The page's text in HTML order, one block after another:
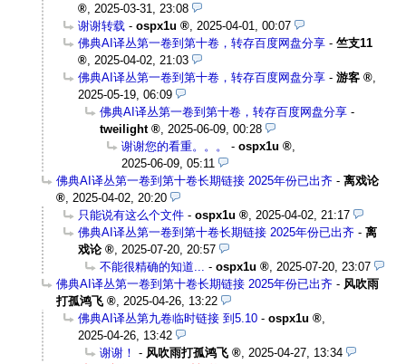
2025-03-31, 23:08
谢谢转载 - ospx1u
2025-04-01, 00:07
佛典AI译丛第一卷到第十卷，转存百度网盘分享 - 竺支11
2025-04-02, 21:03
佛典AI译丛第一卷到第十卷，转存百度网盘分享 - 游客
2025-05-19, 06:09
佛典AI译丛第一卷到第十卷，转存百度网盘分享 -
tweilight
2025-06-09, 00:28
谢谢您的看重。。。
- ospx1u
2025-06-09, 05:11
佛典AI译丛第一卷到第十卷长期链接 2025年份已出齐 - 离戏论
2025-04-02, 20:20
只能说有这么个文件 - ospx1u
2025-04-02, 21:17
佛典AI译丛第一卷到第十卷长期链接 2025年份已出齐 - 离
戏论
2025-07-20, 20:57
不能很精确的知道...
- ospx1u
2025-07-20, 23:07
佛典AI译丛第一卷到第十卷长期链接 2025年份已出齐 - 风吹雨
打孤鸿飞
2025-04-26, 13:22
佛典AI译丛第九卷临时链接 到5.10 - ospx1u
2025-04-26, 13:42
谢谢！ - 风吹雨打孤鸿飞
2025-04-27, 13:34